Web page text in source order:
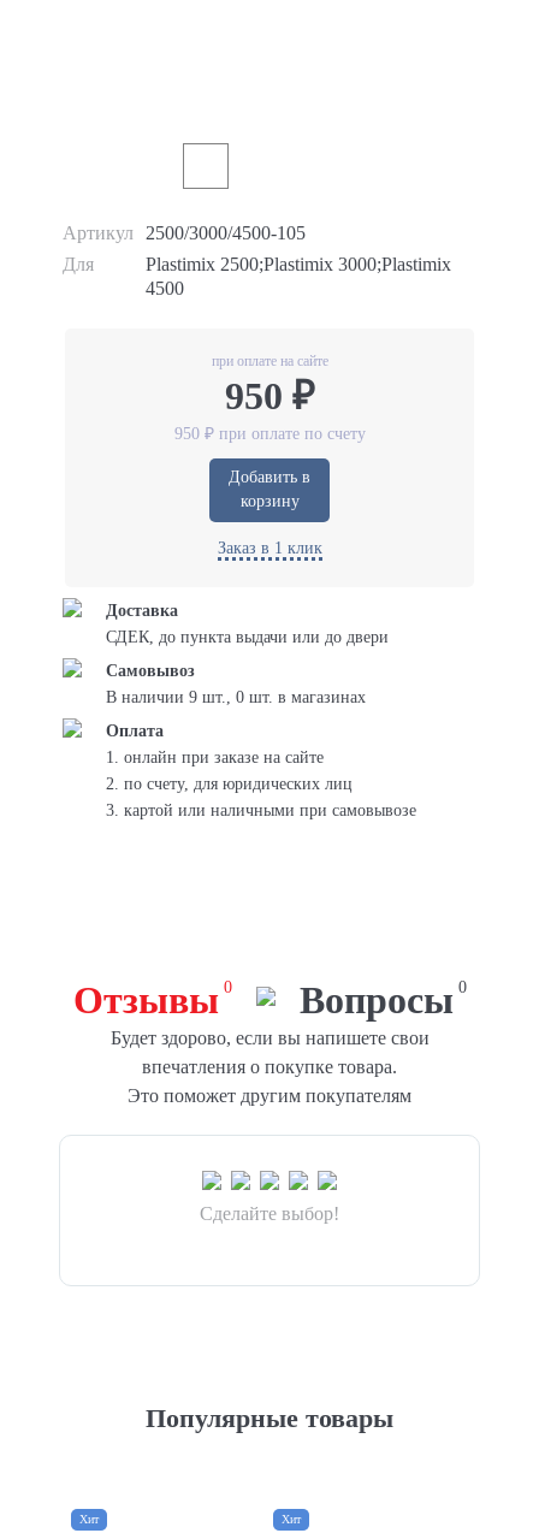
Артикул
2500/3000/4500-105
Для
Plastimix 2500;Plastimix 3000;Plastimix
4500
при оплате на сайте
950 ₽
950 ₽ при оплате по счету
Добавить в
корзину
Заказ в 1 клик
Доставка
СДЕК, до пункта выдачи или до двери
Самовывоз
В наличии 9 шт., 0 шт. в магазинах
Оплата
1. онлайн при заказе на сайте
2. по счету, для юридических лиц
3. картой или наличными при самовывозе
Отзывы 0 Вопросы 0
Будет здорово, если вы напишете свои
впечатления о покупке товара.
Это поможет другим покупателям
Сделайте выбор!
Популярные товары
Хит Хит